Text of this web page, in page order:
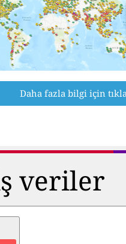
Daha fazla bilgi için
veriler